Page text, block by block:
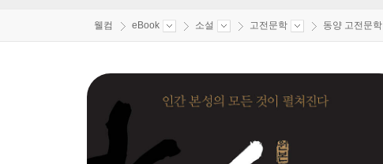
웰컴 eBook 소설 고전문학 동양 고전문학